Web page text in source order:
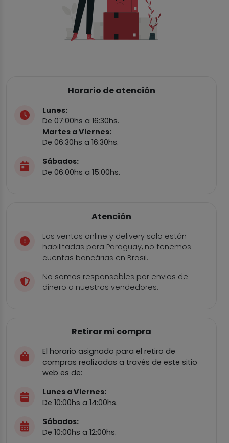
Horario de atención
Lunes:
De 07:00hs a 16:30hs.
Martes a Viernes:
De 06:30hs a 16:30hs.
Sábados:
De 06:00hs a 15:00hs.
Atención
Las ventas online y delivery solo están
habilitadas para Paraguay, no tenemos
cuentas bancárias en Brasil.
No somos responsables por envios de
dinero a nuestros vendedores.
Retirar mi compra
El horario asignado para el retiro de
compras realizadas a través de este sitio
web es de:
Lunes a Viernes:
De 10:00hs a 14:00hs.
Sábados:
De 10:00hs a 12:00hs.